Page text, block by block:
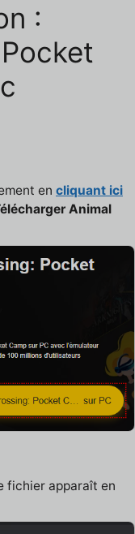
:
en cliquant ici
Animal
fichier apparaît en